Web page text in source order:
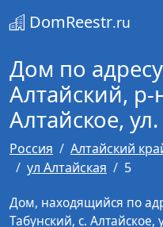
DomReestr.ru
Дом по
Алтайский, р-
Алтайское,
Россия Алтайский
ул Алтайская
5
Дом, находящийся по
Табунский, с. Алтайское,